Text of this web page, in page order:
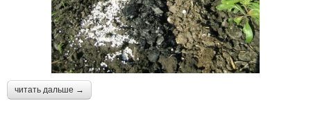
читать дальше →